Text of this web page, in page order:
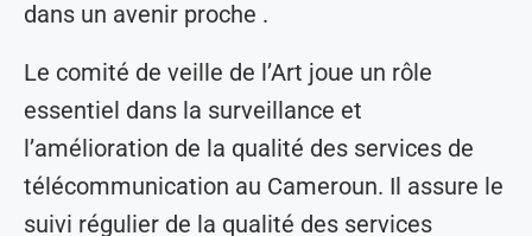
dans un avenir proche .
Le comité de veille de l’Art joue un rôle
essentiel dans la surveillance et
l’amélioration de la qualité des services de
télécommunication au Cameroun. Il assure le
suivi régulier de la qualité des services